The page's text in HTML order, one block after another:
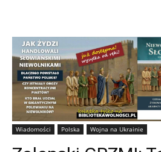
Wiadomości Polska Wojna na Ukrainie